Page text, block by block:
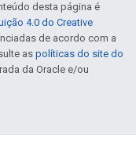
desta página é
4.0 do Creative
de acordo com a
aspolíticas do site do
da Oracle e/ou